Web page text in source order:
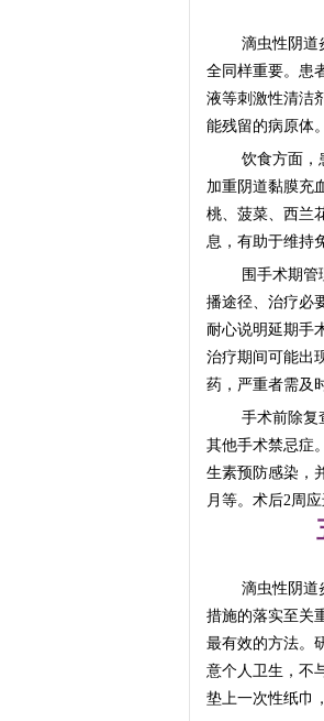
滴虫性阴道
全同样重要。患
液等刺激性清洁
能残留的病原体
饮食方面，
加重阴道黏膜充
桃、菠菜、西兰
息，有助于维持
围手术期
播途径、治疗必
耐心说明延期手
治疗期间可能出
药，严重者需及
手术前除复
其他手术禁忌症
生素预防感染，
月等。术后2周
滴虫性阴道
措施的落实至关
最有效的方法。
意个人卫生，不
垫上一次性纸巾